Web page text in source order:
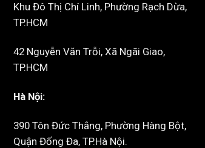
Khu Đô Thị Chí Linh, Phường Rạch Dừa,
TP.HCM
42 Nguyễn Văn Trỗi, Xã Ngãi Giao,
TP.HCM
Hà Nội:
390 Tôn Đức Thắng, Phường Hàng Bột,
Quận Đống Đa, TP.Hà Nội.